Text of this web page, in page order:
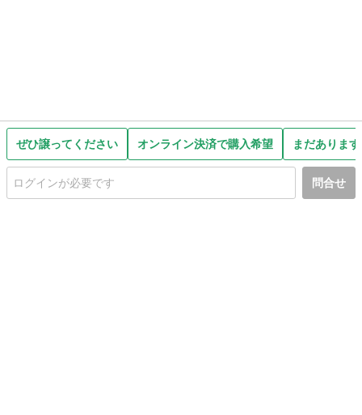
ぜひ譲ってください オンライン決済で購入希望 まだありま
問合せ